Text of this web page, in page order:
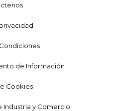
de Información
Cookies
y Comercio